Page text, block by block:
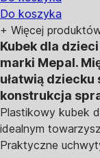
Do koszyka
+ Więcej
Kubek dla
marki Mepal.
ułatwią
konstrukcja
Plastikowy kubek
idealnym
Praktyczne